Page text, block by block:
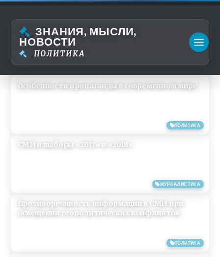
ЗНАНИЯ, МЫСЛИ,
НОВОСТИ
ПОЛИТИКА
ПОЛИТИКА
Особенности пропаганды в современном мире
ЖУРНАЛИСТИКА
СМИ и выборы «2017» и «2018»
ПОЛИТИКА
Противоречивость информации в СМИ при
освещении геополитических конфликтов